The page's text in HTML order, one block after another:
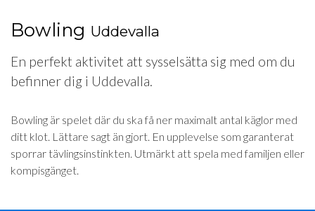
Bowling Uddevalla
En perfekt aktivitet att sysselsätta sig med om du
befinner dig i Uddevalla.
Bowling är spelet där du ska få ner maximalt antal käglor med
ditt klot. Lättare sagt än gjort. En upplevelse som garanterat
sporrar tävlingsinstinkten. Utmärkt att spela med familjen eller
kompisgänget.